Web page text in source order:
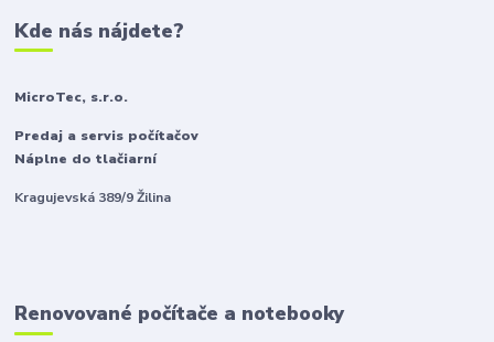
Kde nás nájdete?
MicroTec, s.r.o.
Predaj a servis počítačov
Náplne do tlačiarní
Kragujevská 389/9 Žilina
Renovované počítače a notebooky